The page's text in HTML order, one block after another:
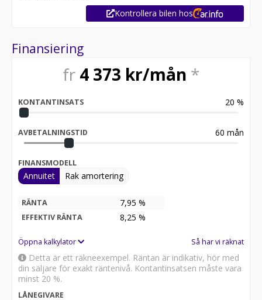
Kontrollera bilen hos
Finansiering
fr 4 373 kr/mån *
KONTANTINSATS 20 %
AVBETALNINGSTID 60 mån
FINANSMODELL
Annuitet Rak amortering
RÄNTA 7,95 %
EFFEKTIV RÄNTA 8,25 %
Öppna kalkylator Så har vi räknat
Detta är ett räkneexempel. Räntan är indikativ, hör med
din säljare för exakt räntenivå. Kontantinsatsen måste vara
minst 20 %.
LÅNEGIVARE